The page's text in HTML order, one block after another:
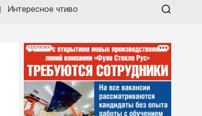
Интересное чтиво
РЕКЛАМА